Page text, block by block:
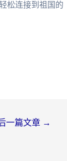
松连接到祖国的
一篇文章 →